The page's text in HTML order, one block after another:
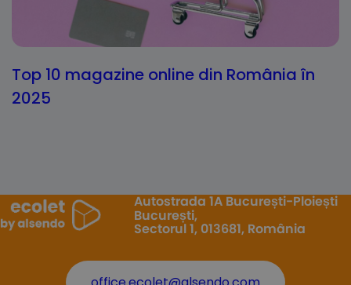
Top 10 magazine online din România în
2025
Autostrada 1A București-Ploiești
București,
Sectorul 1, 013681, România